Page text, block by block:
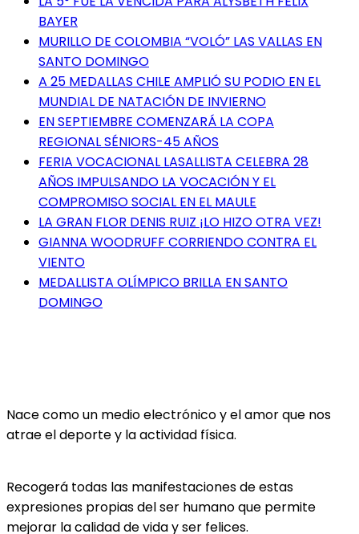
BAYER
MURILLO DE COLOMBIA “VOLÓ” LAS VALLAS EN
SANTO DOMINGO
A 25 MEDALLAS CHILE AMPLIÓ SU PODIO EN EL
MUNDIAL DE NATACIÓN DE INVIERNO
EN SEPTIEMBRE COMENZARÁ LA COPA
REGIONAL SÉNIORS-45 AÑOS
FERIA VOCACIONAL LASALLISTA CELEBRA 28
AÑOS IMPULSANDO LA VOCACIÓN Y EL
COMPROMISO SOCIAL EN EL MAULE
LA GRAN FLOR DENIS RUIZ ¡LO HIZO OTRA VEZ!
GIANNA WOODRUFF CORRIENDO CONTRA EL
VIENTO
MEDALLISTA OLÍMPICO BRILLA EN SANTO
DOMINGO
Nace como un medio electrónico y el amor que nos
atrae el deporte y la actividad física.
Recogerá todas las manifestaciones de estas
expresiones propias del ser humano que permite
mejorar la calidad de vida y ser felices.